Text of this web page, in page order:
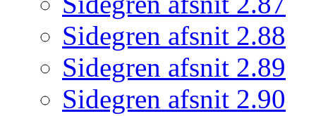
Sidegren afsnit 2.88
Sidegren afsnit 2.89
Sidegren afsnit 2.90